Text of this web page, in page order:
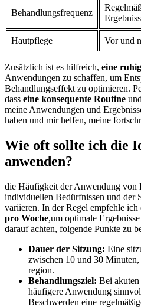
Behandlungsfrequenz
Hautpflege Vor und
Zusätzlich ist es hilfreich, eine
Anwendungen‌ zu schaffen, um
Behandlungseffekt ⁤zu optimieren.
dass eine konsequente Routine
meine Anwendungen‍ und‍
haben und mir helfen, meine
Wie oft sollte ich die‍
anwenden?
die Häufigkeit der Anwendung von
individuellen Bedürfnissen und der
variieren. In⁤ der Regel empfehle ich
pro Woche,um optimale
darauf achten, folgende Punkte zu
Dauer der Sitzung: Eine​
zwischen 10 und 30
⁢region.
Behandlungsziel: ⁣Bei
häufigere Anwendung
Beschwerden ⁤eine